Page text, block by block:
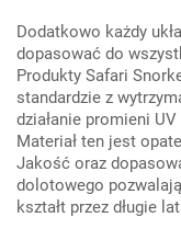
Dodatkowo każdy
dopasować do
Produkty Safari
standardzie z
działanie promieni
Materiał ten jest
Jakość oraz
dolotowego
kształt przez długie